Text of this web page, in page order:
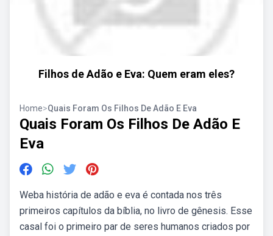
Filhos de Adão e Eva: Quem eram eles?
Home>Quais Foram Os Filhos De Adão E Eva
Quais Foram Os Filhos De Adão E
Eva
Weba história de adão e eva é contada nos três
primeiros capítulos da bíblia, no livro de gênesis. Esse
casal foi o primeiro par de seres humanos criados por